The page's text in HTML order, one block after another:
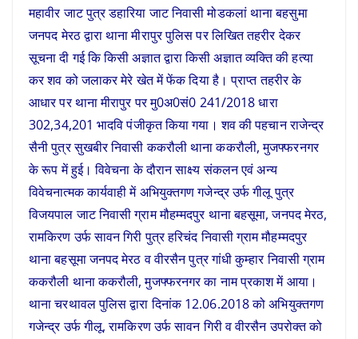
महावीर जाट पुत्र डहारिया जाट निवासी मोडकलां थाना बहसुमा
जनपद मेरठ द्वारा थाना मीरापुर पुलिस पर लिखित तहरीर देकर
सूचना दी गई कि किसी अज्ञात द्वारा किसी अज्ञात व्यक्ति की हत्या
कर शव को जलाकर मेरे खेत में फेंक दिया है। प्राप्त तहरीर के
आधार पर थाना मीरापुर पर मु0अ0सं0 241/2018 धारा
302,34,201 भादवि पंजीकृत किया गया। शव की पहचान राजेन्द्र
सैनी पुत्र सुखबीर निवासी ककरौली थाना ककरौली, मुजफ्फरनगर
के रूप में हुई। विवेचना के दौरान साक्ष्य संकलन एवं अन्य
विवेचनात्मक कार्यवाही में अभियुक्तगण गजेन्द्र उर्फ गीलू पुत्र
विजयपाल जाट निवासी ग्राम मौहम्मदपुर थाना बहसूमा, जनपद मेरठ,
रामकिरण उर्फ सावन गिरी पुत्र हरिचंद निवासी ग्राम मौहम्मदपुर
थाना बहसूमा जनपद मेरठ व वीरसैन पुत्र गांधी कुम्हार निवासी ग्राम
ककरौली थाना ककरौली, मुजफ्फरनगर का नाम प्रकाश में आया।
थाना चरथावल पुलिस द्वारा दिनांक 12.06.2018 को अभियुक्तगण
गजेन्द्र उर्फ गीलू, रामकिरण उर्फ सावन गिरी व वीरसैन उपरोक्त को